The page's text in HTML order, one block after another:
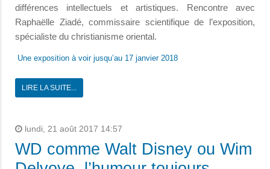
différences intellectuels et artistiques. Rencontre avec
Raphaëlle Ziadé, commissaire scientifique de l’exposition,
spécialiste du christianisme oriental.
Une exposition à voir jusqu’au 17 janvier 2018
LIRE LA SUITE...
lundi, 21 août 2017 14:57
WD comme Walt Disney ou Wim